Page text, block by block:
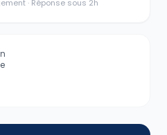
· Réponse sous 2h